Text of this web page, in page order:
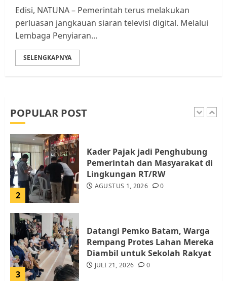
Edisi, NATUNA – Pemerintah terus melakukan
perluasan jangkauan siaran televisi digital. Melalui
Lembaga Penyiaran...
SELENGKAPNYA
POPULAR POST
5
Berhenti Merampas Tanah
Warga Rempang
JULI 15, 2026 0
1
2
Kader Pajak jadi Penghubung
Pemerintah dan Masyarakat di
Lingkungan RT/RW
AGUSTUS 1, 2026 0
3
Datangi Pemko Batam, Warga
Rempang Protes Lahan Mereka
Diambil untuk Sekolah Rakyat
JULI 21, 2026 0